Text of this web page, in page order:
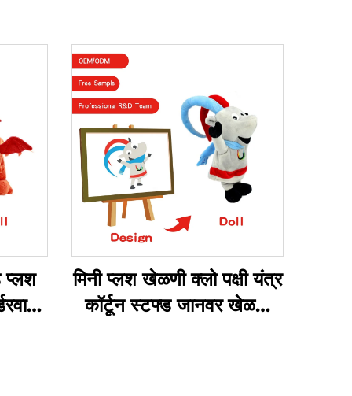
प्लश
मिनी प्लश खेळणी क्लो पक्षी यंत्र
कॉर्टून स्टफ्ड जानवर खेळणी